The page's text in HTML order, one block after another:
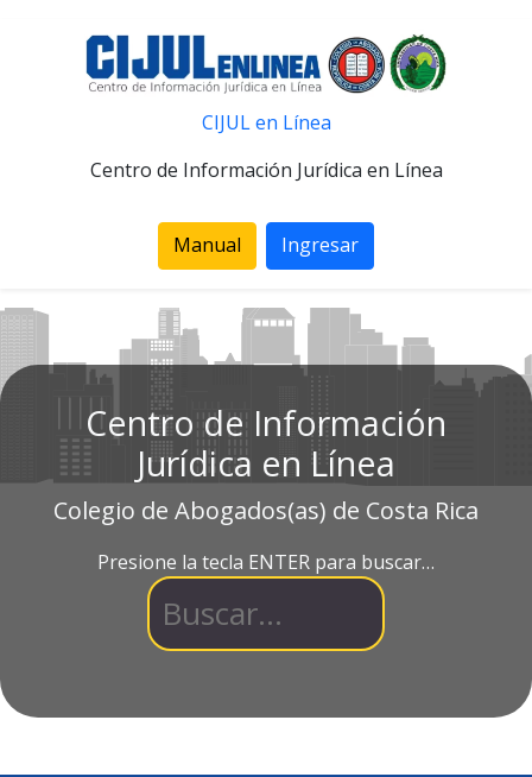
CIJUL en Línea
Centro de Información Jurídica en Línea
Manual Ingresar
Centro de Información
Jurídica en Línea
Colegio de Abogados(as) de Costa Rica
Presione la tecla ENTER para buscar…